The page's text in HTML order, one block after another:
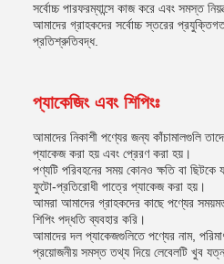
সর্বোচ্চ পারফরম্যান্সে কাজ করে এবং সমস্ত
আমাদের গ্রাহকদের সর্বোচ্চ স্তরের
প্রতিশ্রুতিবদ্ধ.
প্যাকেজিং এবং শিপিংঃ
আমাদের নিকাশী পণ্যের জন্য কাঁচামালগুলি
প্যাকেজ করা হয় এবং প্রেরণ করা হয়।
পণ্যটি পরিবহনের সময় কোনও ক্ষতি বা ছিটকে
ফুটো-প্রতিরোধী পাত্রে প্যাকেজ করা হয়।
আমরা আমাদের গ্রাহকদের কাছে পণ্যের
শিপিং পদ্ধতি ব্যবহার করি।
আমাদের দল প্যাকেজগুলিতে পণ্যের নাম, পরিমাণ
প্রয়োজনীয় সমস্ত তথ্য দিয়ে লেবেলটি খুব